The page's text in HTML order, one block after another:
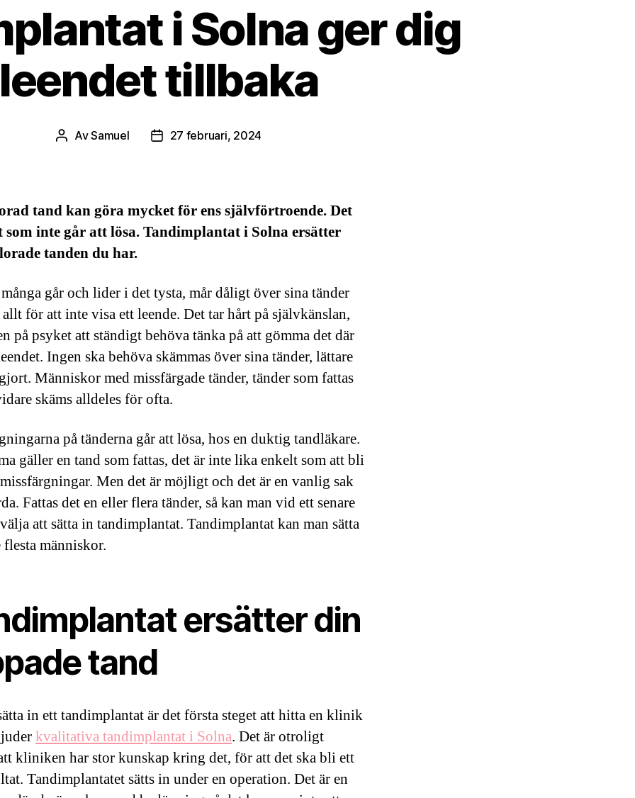
i Solna ger dig
leendet tillbaka
Inläggsförfattare
AvSamuel Inläggsdatum
27 februari, 2024
tand kan göra mycket för ens självförtroende. Det
som inte går att lösa. Tandimplantat i Solna ersätter
tanden du har.
går och lider i det tysta, mår dåligt över sina tänder
för att inte visa ett leende. Det tar hårt på självkänslan,
på psyket att ständigt behöva tänka på att gömma det där
Ingen ska behöva skämmas över sina tänder, lättare
Människor med missfärgade tänder, tänder som fattas
skäms alldeles för ofta.
på tänderna går att lösa, hos en duktig tandläkare.
gäller en tand som fattas, det är inte lika enkelt som att bli
Men det är möjligt och det är en vanlig sak
Fattas det en eller flera tänder, så kan man vid ett senare
att sätta in tandimplantat. Tandimplantat kan man sätta
flesta människor.
ersätter din
tand
in ett tandimplantat är det första steget att hitta en klinik
kvalitativa tandimplantat i Solna. Det är otroligt
kliniken har stor kunskap kring det, för att det ska bli ett
Tandimplantatet sätts in under en operation. Det är en